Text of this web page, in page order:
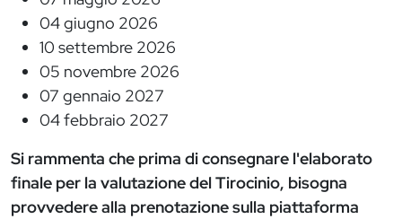
04 giugno 2026
10 settembre 2026
05 novembre 2026
07 gennaio 2027
04 febbraio 2027
Si rammenta che prima di consegnare l'elaborato
finale per la valutazione del Tirocinio, bisogna
provvedere alla prenotazione sulla piattaforma